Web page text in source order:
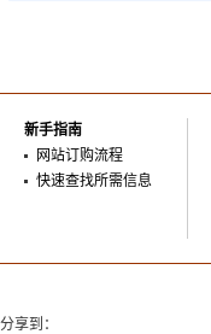
新手指南
网站订购流程
快速查找所需信息
分享到：